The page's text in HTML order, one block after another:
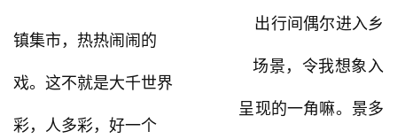
出行间偶尔进入乡
镇集市，热热闹闹的
场景，令我想象入
戏。这不就是大千世界
呈现的一角嘛。景多
彩，人多彩，好一个